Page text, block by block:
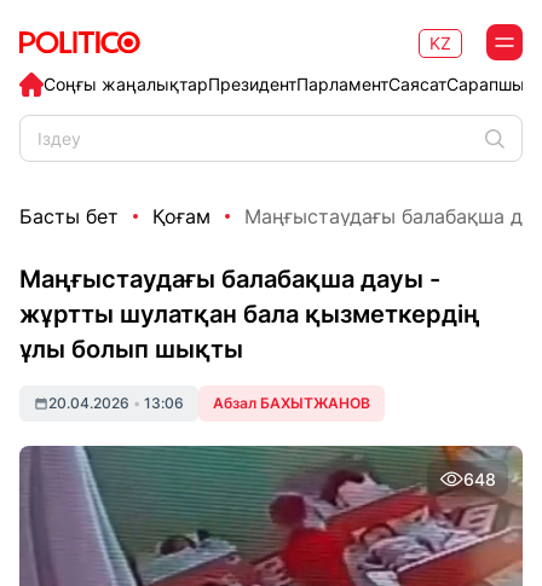
Соңғы жаңалықтарПрезидентПарламентСаясат
KZ
Басты бет Қоғам Маңғыстаудағы балабақша
Маңғыстаудағы балабақша дауы -
жұртты шулатқан бала қызметкердің
ұлы болып шықты
20.04.2026 • 13:06 Абзал БАХЫТЖАНОВ
648